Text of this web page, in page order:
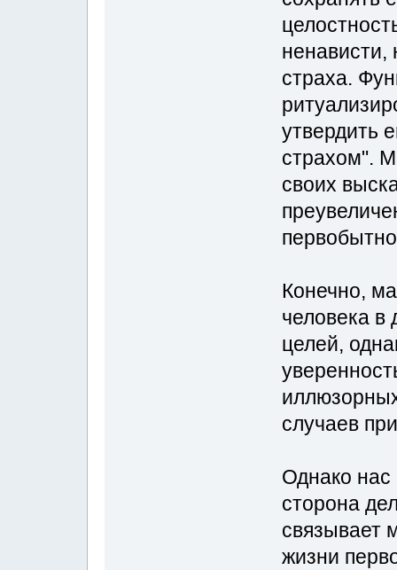
ненависти,
страха.
утвердить
страхом".
своих
Конечно,
человека в
целей,
случаев
Однако нас
сторона
связывает
жизни